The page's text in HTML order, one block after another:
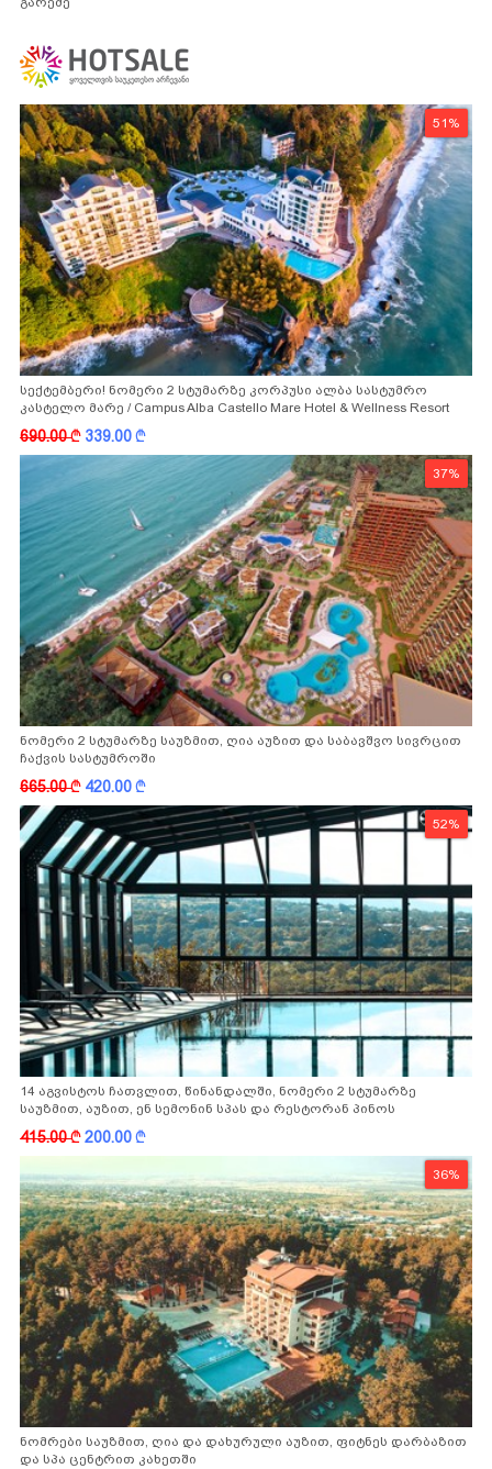
51%
სექტემბერი! ნომერი 2 სტუმარზე კორპუსი ალბა სასტუმრო
კასტელო მარე / Campus Alba Castello Mare Hotel & Wellness Resort
690.00k 339.00k
37%
ნომერი 2 სტუმარზე საუზმით, ღია აუზით და საბავშვო სივრცით
ჩაქვის სასტუმროში
665.00k 420.00k
52%
14 აგვისტოს ჩათვლით, წინანდალში, ნომერი 2 სტუმარზე
საუზმით, აუზით, ენ სემონინ სპას და რესტორან პინოს
ფასდაკლებით
415.00k200.00k
36%
ნომრები საუზმით, ღია და დახურული აუზით, ფიტნეს დარბაზით
და სპა ცენტრით კახეთში